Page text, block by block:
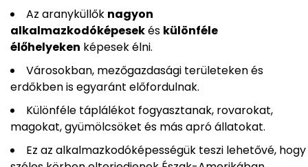
Az aranyküllők nagyon
alkalmazkodóképesekés különféle
élőhelyeken képesek élni.
Városokban, mezőgazdasági területeken és
erdőkben is egyaránt előfordulnak.
Különféle táplálékot fogyasztanak, rovarokat,
magokat, gyümölcsöket és más apró állatokat.
Ez az alkalmazkodóképességük teszi lehetővé, hogy